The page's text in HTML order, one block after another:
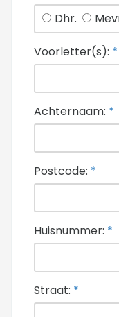
Dhr.
Voorletter(s): *
Achternaam: *
Postcode: *
Huisnummer: *
Straat: *